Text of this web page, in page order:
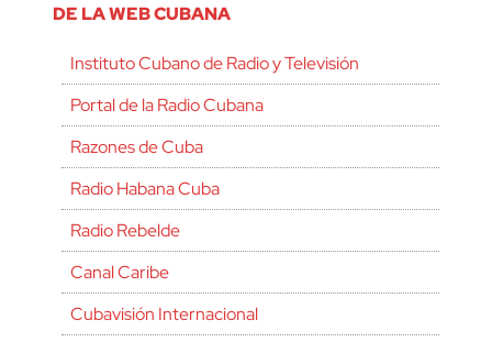
DE LA WEB CUBANA
Instituto Cubano de Radio y Televisión
Portal de la Radio Cubana
Razones de Cuba
Radio Habana Cuba
Radio Rebelde
Canal Caribe
Cubavisión Internacional